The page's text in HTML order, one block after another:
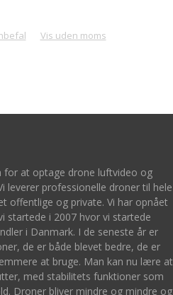
Vis uden moms
for at optage drone luftvideo og
leverer professionelle droner til hele
offentlige og private. Vi har opnået
startede i 2007 hvor vi startede
i Danmark. I de seneste år er
de er både blevet bedre, de er
at bruge. Man kan nu lære at
med stabilitets funktioner som
Droner bliver mindre og mindre og